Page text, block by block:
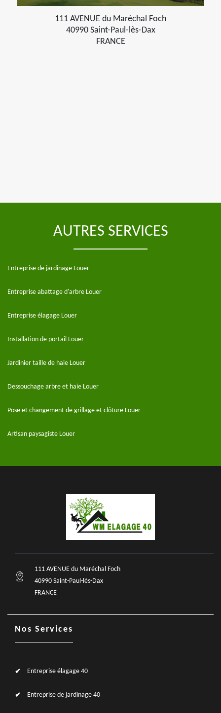
111 AVENUE du Maréchal Foch
40990 Saint-Paul-lès-Dax
FRANCE
AUTRES SERVICES
Entreprise de jardinage Louer
Entreprise abattage d'arbre Louer
Entreprise élagage Louer
Installation de portail Louer
Jardinier taille de haie Louer
Dessouchage arbre et haie Louer
Pose et changement de grillage et clôture Louer
Artisan paysagiste Louer
111 AVENUE du Maréchal Foch
40990 Saint-Paul-lès-Dax
FRANCE
Nos Services
Entreprise élagage 40
Entreprise de jardinage 40